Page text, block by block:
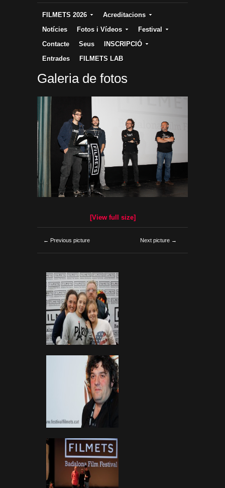
FILMETS 2026
Acreditacions
Notícies
Fotos i Vídeos
Festival
Contacte
Seus
INSCRIPCIÓ
Entrades
FILMETS LAB
Galeria de fotos
[View full size]
← Previous picture Next picture →